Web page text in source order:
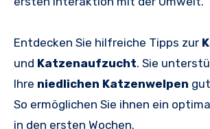
Entdecken Sie hilfreiche Tipps zur
und Katzenaufzucht. Sie
Ihre niedlichen Katzenwelpen
So ermöglichen Sie ihnen ein
in den ersten Wochen.